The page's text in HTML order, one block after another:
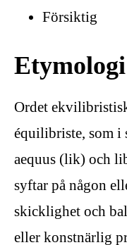
Försiktig
Etymologi
Ordet
équilibriste, som i
aequus (lik) och
syftar på någon
skicklighet och
eller konstnärlig